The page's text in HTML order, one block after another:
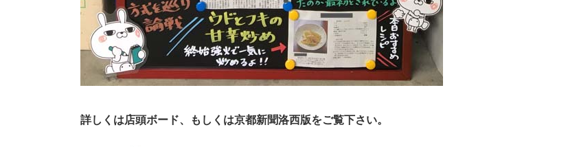
詳しくは店頭ボード、もしくは京都新聞洛西版をご覧下さい。